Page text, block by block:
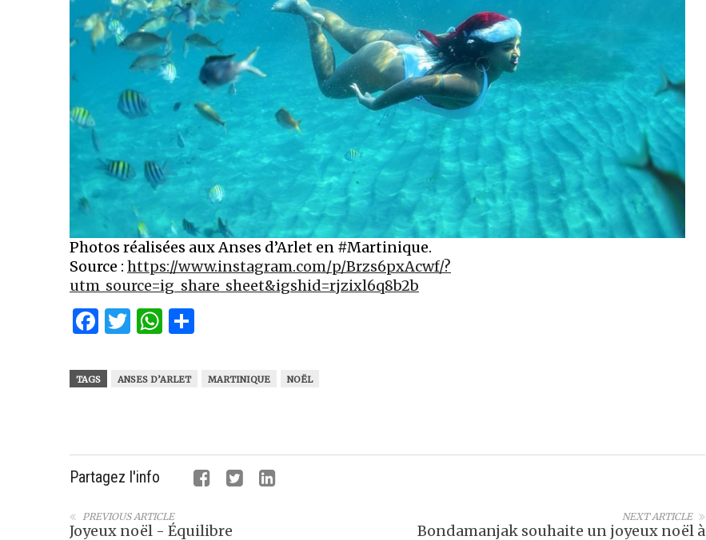
Photos réalisées aux Anses d’Arlet en #Martinique.
Source : https://www.instagram.com/p/Brzs6pxAcwf/?
utm_source=ig_share_sheet&igshid=rjzixl6q8b2b
Facebook
Twitter
WhatsApp
TAGS ANSES D’ARLET MARTINIQUE NOËL
Partagez l'info
NEXT ARTICLE
Bondamanjak souhaite un joyeux noël à
PREVIOUS ARTICLE
Joyeux noël - Équilibre